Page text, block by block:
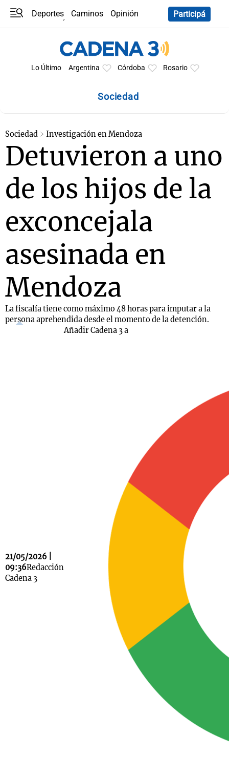
Deportes Caminos
Opinión
Participá
Lo Último Argentina Córdoba Rosario
Sociedad
Sociedad Investigación en Mendoza
Detuvieron a uno
de los hijos de la
exconcejala
asesinada en
Mendoza
La fiscalía tiene como máximo 48 horas para imputar a la
persona aprehendida desde el momento de la detención.
21/05/2026 |
09:36Redacción
Cadena 3
Añadir Cadena 3 a
Mundial 2026
Notas
La Sole en
Cadena 3